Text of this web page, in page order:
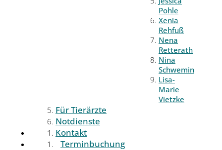
Pohle
Xenia
Rehfuß
Nena
Retterath
Nina
Schwemin
Lisa-
Marie
Vietzke
Für Tierärzte
Notdienste
Kontakt
Terminbuchung